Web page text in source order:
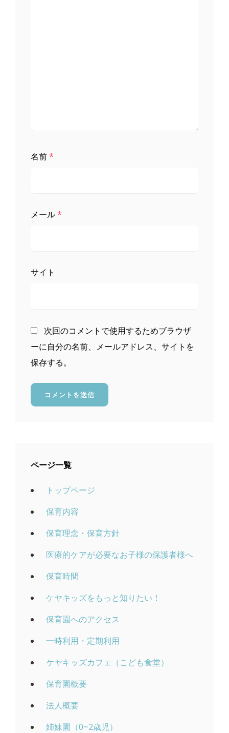
名前*
メール*
サイト
次回のコメントで使用するためブラウザ
ーに自分の名前、メールアドレス、サイトを
保存する。
ページ一覧
トップページ
保育内容
保育理念・保育方針
医療的ケアが必要なお子様の保護者様へ
保育時間
ケヤキッズをもっと知りたい！
保育園へのアクセス
一時利用・定期利用
ケヤキッズカフェ（こども食堂）
保育園概要
法人概要
姉妹園（0~2歳児）